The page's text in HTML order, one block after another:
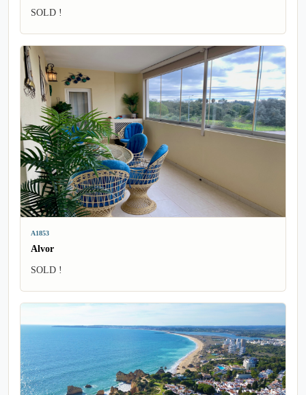
SOLD !
A1853
Alvor
SOLD !